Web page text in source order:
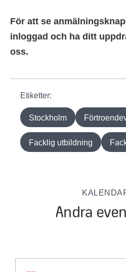
För att se
inloggad och ha ditt
oss.
Etiketter:
Stockholm
Facklig utbildning
Andra